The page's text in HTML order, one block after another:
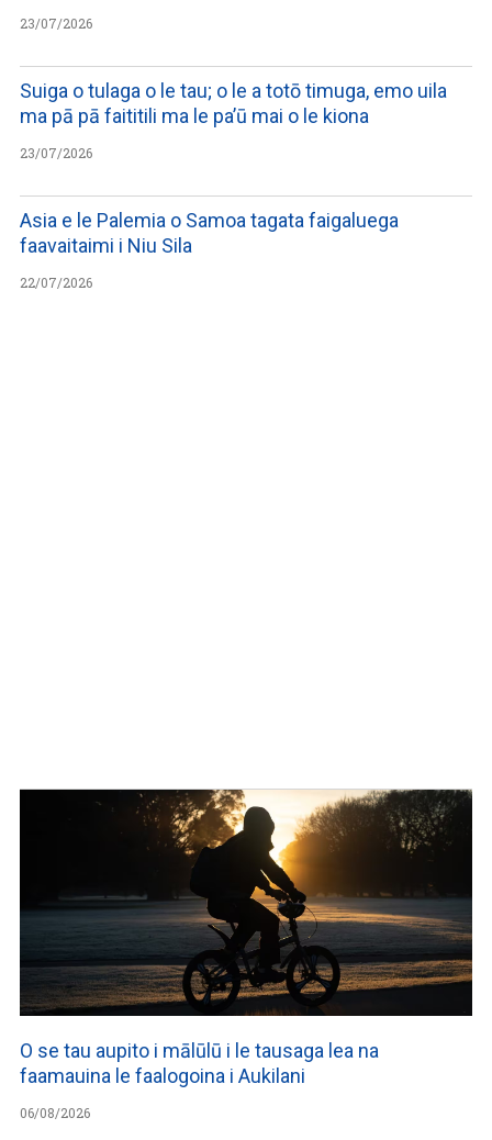
23/07/2026
Suiga o tulaga o le tau; o le a totō timuga, emo uila
ma pā pā faititili ma le pa’ū mai o le kiona
23/07/2026
Asia e le Palemia o Samoa tagata faigaluega
faavaitaimi i Niu Sila
22/07/2026
O se tau aupito i mālūlū i le tausaga lea na
faamauina le faalogoina i Aukilani
06/08/2026